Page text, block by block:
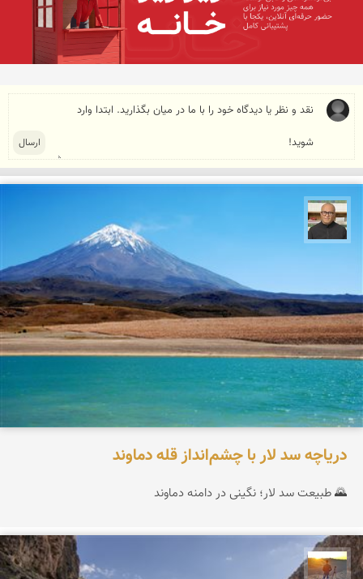
دریاچه سد لار با چشم‌انداز قله دماوند
🌄 طبیعت سد لار؛ نگینی در دامنه دماوند
مهدی مخلصیان